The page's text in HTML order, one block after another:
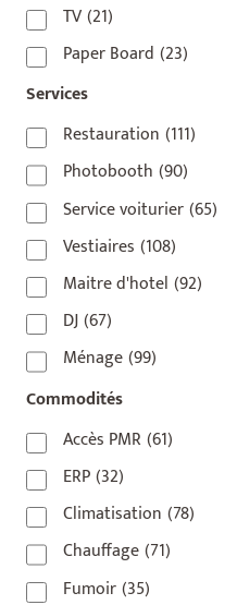
75012(8)
75013(2)
75014
75015 (3)
75016(14)
75017(2)
75018(7)
75019(4)
75020
92110(1)
92800(1)
93
(1)
93 420(1)
93100(1)
93200
93500 (1)
TV(21)
Paper Board (23)
Services
Restauration (111)
Photobooth (90)
Service voiturier(65)
Vestiaires (108)
Maitre d'hotel (92)
DJ(67)
Ménage(99)
Commodités
Accès PMR (61)
ERP(32)
Climatisation (78)
Chauffage(71)
Fumoir(35)